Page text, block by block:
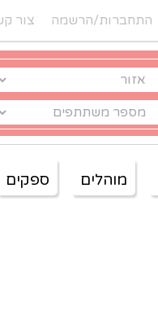
צור התחברות/הרשמה
מוהלים ספקים